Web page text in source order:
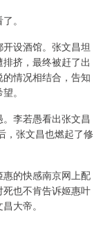
。
设酒馆。张文昌坦
挤，最终被赶了出
情况相结合，告知
。
李若愚看出张文昌
，张文昌也燃起了修
的快感南京网上配
也不肯告诉姬惠叶
大帝。